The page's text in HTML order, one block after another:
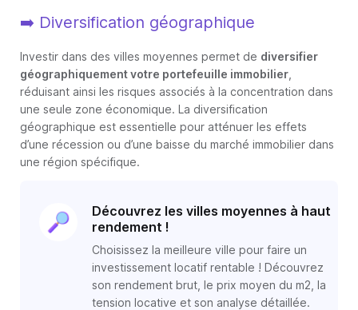
➡️ Diversification géographique
Investir dans des villes moyennes permet de diversifier
géographiquement votre portefeuille immobilier
réduisant ainsi les risques associés à la concentration dans
une seule zone économique. La diversification
géographique est essentielle pour atténuer les effets
d’une récession ou d’une baisse du marché immobilier dans
une région spécifique.
Découvrez les villes moyennes à haut
rendement !
Choisissez la meilleure ville pour faire un
investissement locatif rentable ! Découvrez
son rendement brut, le prix moyen du m2, la
tension locative et son analyse détaillée.